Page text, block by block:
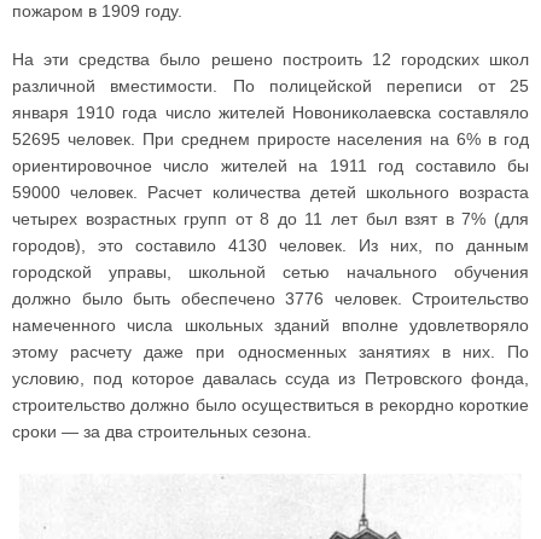
пожаром в 1909 году.
На эти средства было решено построить 12 городских школ
различной вместимости. По полицейской переписи от 25
января 1910 года число жителей Новониколаевска составляло
52695 человек. При среднем приросте населения на 6% в год
ориентировочное число жителей на 1911 год составило бы
59000 человек. Расчет количества детей школьного возраста
четырех возрастных групп от 8 до 11 лет был взят в 7% (для
городов), это составило 4130 человек. Из них, по данным
городской управы, школьной сетью начального обучения
должно было быть обеспечено 3776 человек. Строительство
намеченного числа школьных зданий вполне удовлетворяло
этому расчету даже при односменных занятиях в них. По
условию, под которое давалась ссуда из Петровского фонда,
строительство должно было осуществиться в рекордно короткие
сроки — за два строительных сезона.